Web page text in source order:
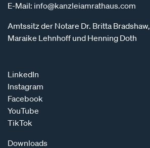
E-Mail: info@kanzleiamrathaus.com
Amtssitz der Notare Dr. Britta Bradshaw,
Maraike Lehnhoff und Henning Doth
LinkedIn
Instagram
Facebook
YouTube
TikTok
Downloads